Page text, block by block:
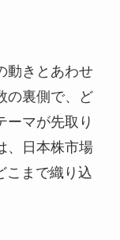
動きとあわせ
の裏側で、ど
ーマが先取り
、日本株市場
こまで織り込